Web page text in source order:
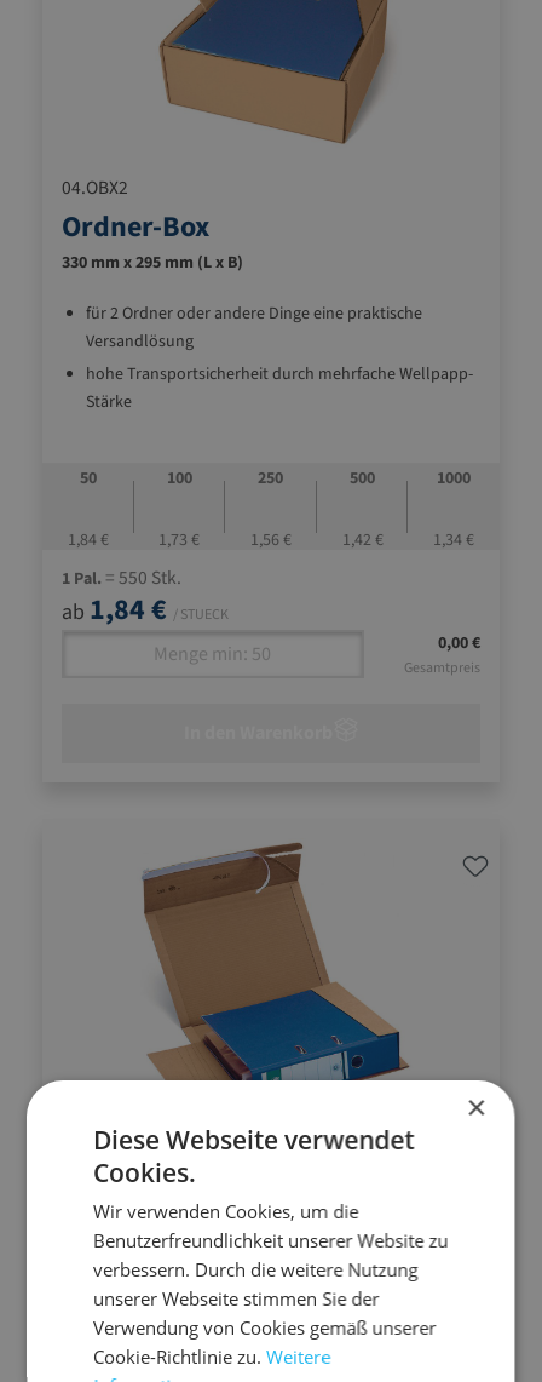
04.OBX2
Ordner-Box
330 mm x 295 mm (L x B)
für 2 Ordner oder andere Dinge eine praktische
Versandlösung
hohe Transportsicherheit durch mehrfache Wellpapp-
Stärke
50
1,84 €
100
1,73 €
250
1,56 €
500
1,42 €
1000
1,34 €
1 Pal. = 550 Stk.
ab 1,84 € / STUECK
0,00 €
Gesamtpreis
04.OP01
Ordner-Wickelpack
320 mm x 290 mm (L x B)
geeignet für: A4-Ordner bis 80 mm Rückenhöhe
passt sich unterschiedlichen Ordnerhöhen und der
Ordnerfüllmenge exakt an
×
Diese Webseite verwendet
Cookies.
Wir verwenden Cookies, um die
Benutzerfreundlichkeit unserer Website zu
verbessern. Durch die weitere Nutzung
unserer Webseite stimmen Sie der
Verwendung von Cookies gemäß unserer
Cookie-Richtlinie zu.Weitere